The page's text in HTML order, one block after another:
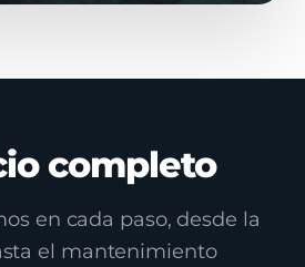
completo
en cada paso, desde la
el mantenimiento